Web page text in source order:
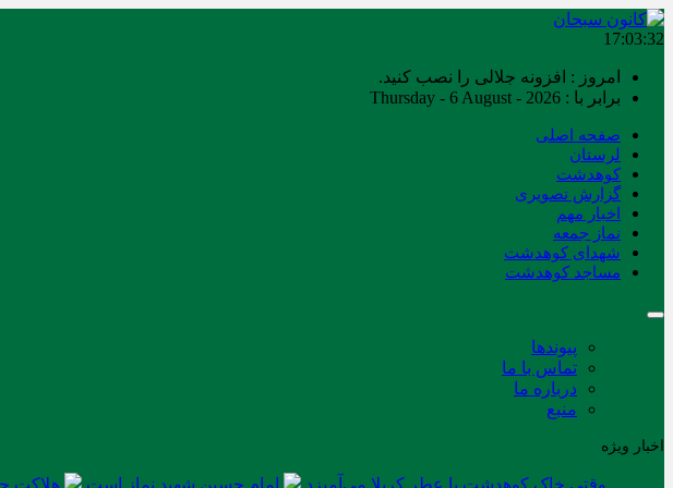
17:03:32
امروز : افزونه جلالی را نصب کنید.
برابر با : Thursday - 6 August - 2026
صفحه اصلی
لرستان
کوهدشت
گزارش تصویری
اخبار مهم
نماز جمعه
شهدای کوهدشت
مساجد کوهدشت
پیوندها
تماس با ما
درباره ما
منبع
اخبار ویژه
وقتی خاک کوهدشت با عطر کربلا می‌آمیزد امام حسین شهید نماز است هلاکت چهار